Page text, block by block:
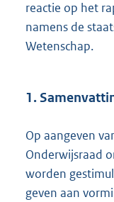
reactie op het
namens de
Wetenschap.
1.
Op aangeven
Onderwijsraad
worden
geven aan